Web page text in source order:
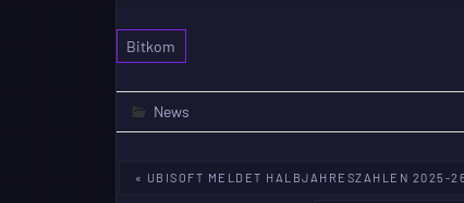
Bitkom
News
Beitragsnavigation
« UBISOFT MELDET HALBJAHRESZAHLEN 2025-